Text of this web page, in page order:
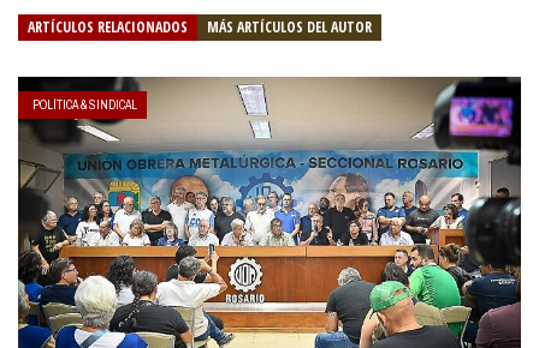
ARTÍCULOS RELACIONADOS MÁS ARTÍCULOS DEL AUTOR
POLÍTICA & SINDICAL